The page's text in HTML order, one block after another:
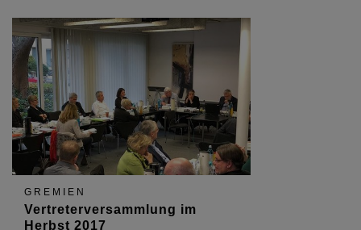
GREMIEN
Vertreterversammlung im
Herbst 2017